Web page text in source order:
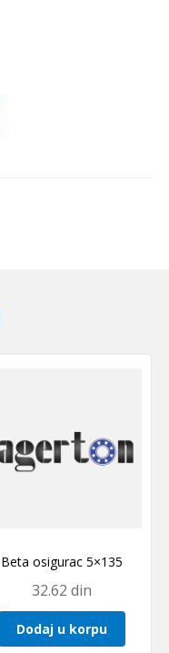
Beta osigurac 5×135
32.62din
Dodaj u korpu